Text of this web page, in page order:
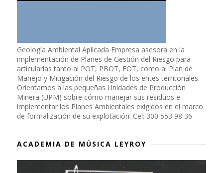
Geología Ambiental Aplicada Empresa asesora en la
implementación de Planes de Gestión del Riesgo para
articularlas tanto al POT, PBOT, EOT, como al Plan de
Manejo y Mitigación del Riesgo de los entes territoriales.
Orientamos a las pequeñas Unidades de Producción
Minera (UPM) sobre cómo manejar sus residuos e
implementar los Planes Ambientales exigidos en el marco
de formalización de su explotación. Cel: 300 553 98 36
ACADEMIA DE MÚSICA LEYROY